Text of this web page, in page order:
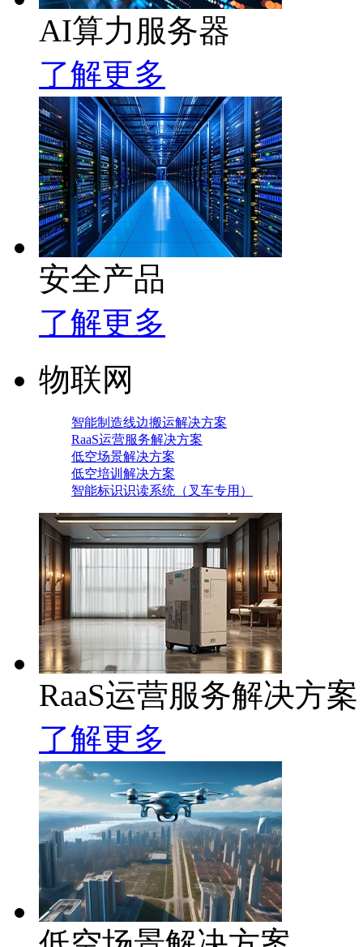
AI算力服务器
了解更多
安全产品
了解更多
物联网
智能制造线边搬运解决方案
RaaS运营服务解决方案
低空场景解决方案
低空培训解决方案
智能标识识读系统（叉车专用）
RaaS运营服务解决方案
了解更多